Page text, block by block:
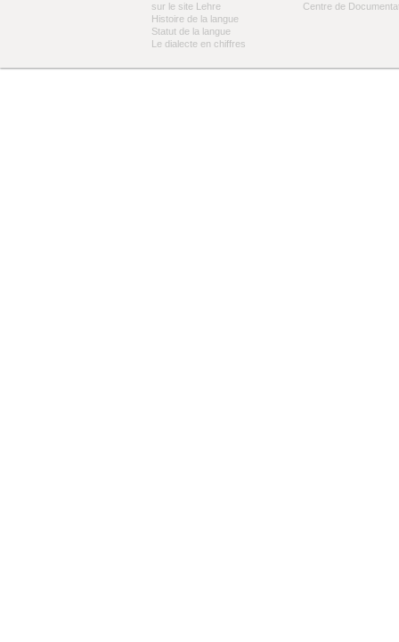
sur le site Lehre
Histoire de la langue
Statut de la langue
Le dialecte en chiffres
Centre de